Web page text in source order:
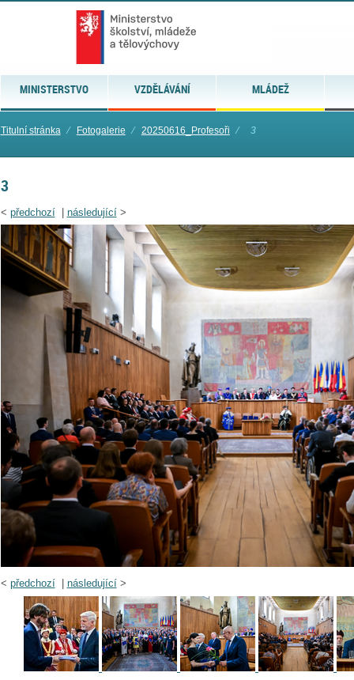
MINISTERSTVO VZDĚLÁVÁNÍ MLÁDEŽ
Titulní stránka ⁄ Fotogalerie ⁄ 20250616_Profesoři ⁄ 3
3
< předchozí| následující>
< předchozí| následující>